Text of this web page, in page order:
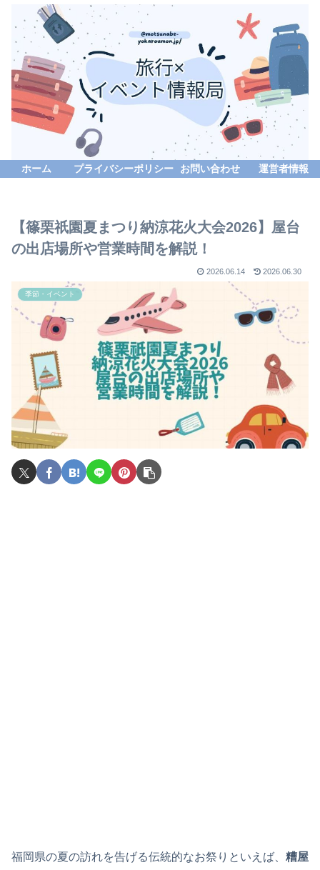
ホーム プライバシーポリシー お問い合わせ 運営者情報
【篠栗祇園夏まつり納涼花火大会2026】屋台
の出店場所や営業時間を解説！
2026.06.14 2026.06.30
季節・イベント
福岡県の夏の訪れを告げる伝統的なお祭りといえば、 糟屋